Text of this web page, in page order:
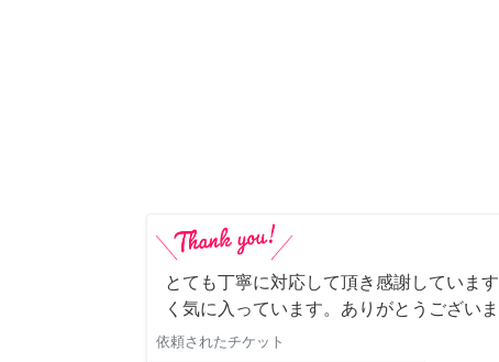
とても丁寧に対応して頂き感謝していま
く気に入っています。ありがとうございま
依頼されたチケット